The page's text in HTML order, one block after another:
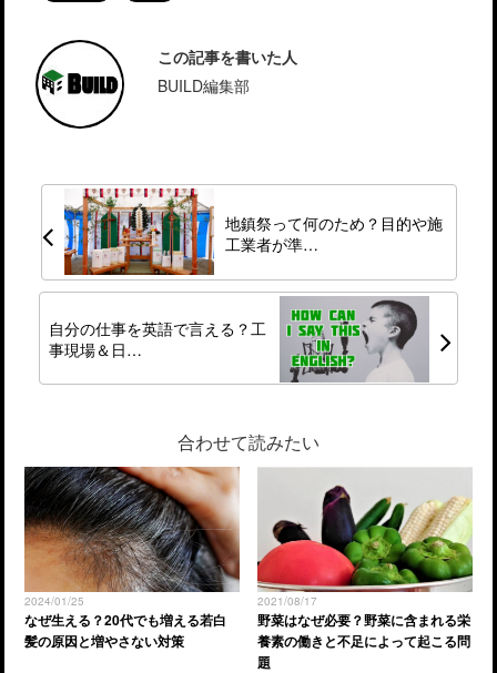
この記事を書いた人
BUILD編集部
地鎮祭って何のため？目的や施
工業者が準…
自分の仕事を英語で言える？工
事現場＆日…
合わせて読みたい
2024/01/25
なぜ生える？20代でも増える若白
髪の原因と増やさない対策
2021/08/17
野菜はなぜ必要？野菜に含まれる栄
養素の働きと不足によって起こる問
題